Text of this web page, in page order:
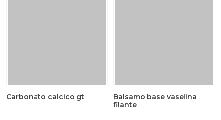
Carbonato calcico gt
Balsamo base vaselina
filante